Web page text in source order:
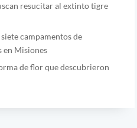
resucitar al extinto tigre
campamentos de
en Misiones
de flor que descubrieron